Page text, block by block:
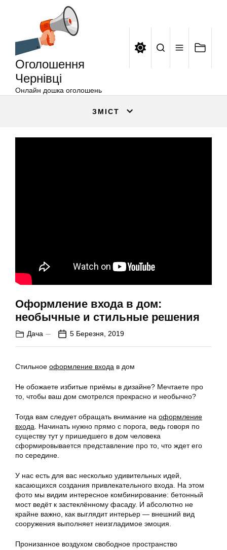
Оголошення
Чернівці
Онлайн дошка оголошень
ЗМІСТ
Оформление входа в дом:
необычные и стильные решения
Дача 5 Березня, 2019
Стильное оформление входа в дом
Не обожаете избитые приёмы в дизайне? Мечтаете про
то, чтобы ваш дом смотрелся прекрасно и необычно?
Тогда вам следует обращать внимание на оформление
входа . Начинать нужно прямо с порога, ведь говоря по
существу тут у пришедшего в дом человека
сформировывается представление про то, что ждет его
по середине.
У нас есть для вас несколько удивительных идей,
касающихся создания привлекательного входа. На этом
фото мы видим интересное комбинирование: бетонный
мост ведёт к застеклённому фасаду. И абсолютно не
крайне важно, как выглядит интерьер — внешний вид
сооружения выполняет неизгладимое эмоция.
Пронизанное воздухом свободное пространство